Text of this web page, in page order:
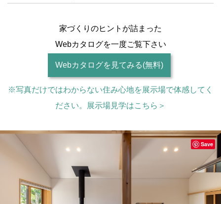
家づくりのヒントが詰まった
Webカタログを一度ご覧下さい
Webカタログを見てみる(無料)
※写真だけではわからない住み心地を展示場で体感してく
ださい。展示場見学はこちら＞
Save